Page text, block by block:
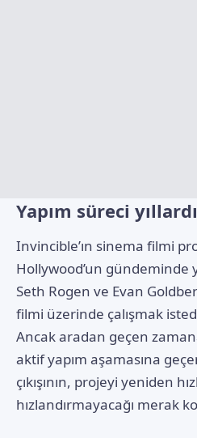
Yapım süreci
Invincible’ın sinema filmi
Hollywood’un gündeminde
Seth Rogen ve Evan
filmi üzerinde çalışmak
Ancak aradan geçen
aktif yapım aşamasına
çıkışının, projeyi yeniden
hızlandırmayacağı merak